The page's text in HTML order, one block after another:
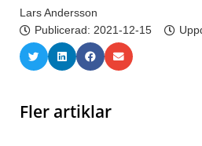
Lars Andersson
Publicerad: 2021-12-15
Fler artiklar